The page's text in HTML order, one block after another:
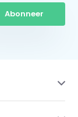
Abonneer